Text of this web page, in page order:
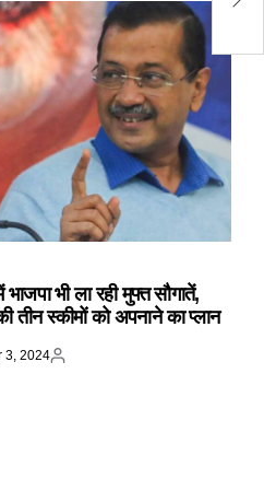
भी ला रही मुफ्त सौगातें,
तीन स्कीमों को अपनाने का प्लान
3, 2024
Posted